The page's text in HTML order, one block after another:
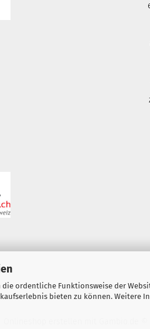
ordentliche Funktionsweise der
bieten zu können. Weitere